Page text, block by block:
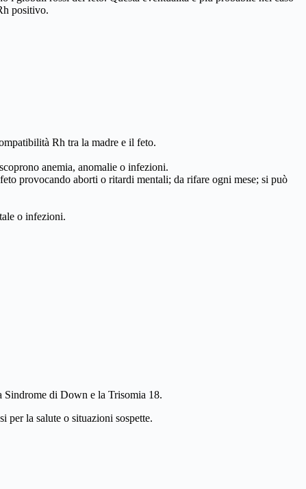
positivo.
Rh tra la madre e il feto.
anemia, anomalie o infezioni.
provocando aborti o ritardi mentali; da rifare ogni mese; si può
o infezioni.
Sindrome di Down e la Trisomia 18.
per la salute o situazioni sospette.